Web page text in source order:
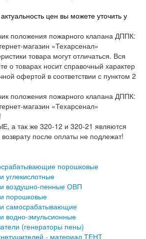
цен вы можете уточить у
товара могут отличаться. Вся
о товарах носит справочный характер
офертой в соответствии с пунктом 2
так же 320-12 и 320-21 являются
после оплаты не подлежат!
порошковые
углекислотные
воздушно-пенные ОВП
порошковые
самосрабатывающие
водно-эмульсионные
(генераторы пены)
- материал ТЕНТ